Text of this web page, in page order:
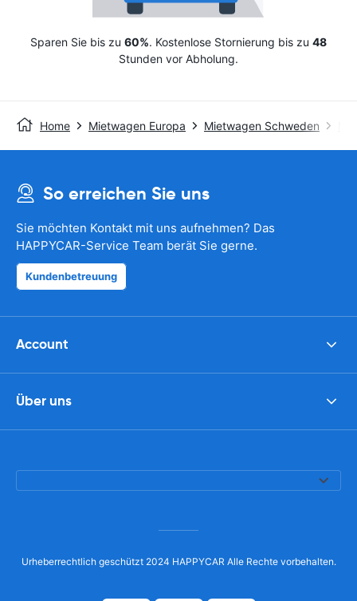
Sparen Sie bis zu 60%. Kostenlose Stornierung bis zu 48
Stunden vor Abholung.
Home Mietwagen Europa Mietwagen Schweden
So erreichen Sie uns
Sie möchten Kontakt mit uns aufnehmen? Das
HAPPYCAR-Service Team berät Sie gerne.
Kundenbetreuung
Account
Über uns
Urheberrechtlich geschützt 2024 HAPPYCAR Alle Rechte vorbehalten.